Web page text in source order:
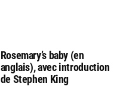
Rosemary’s baby (en
anglais), avec introduction
de Stephen King